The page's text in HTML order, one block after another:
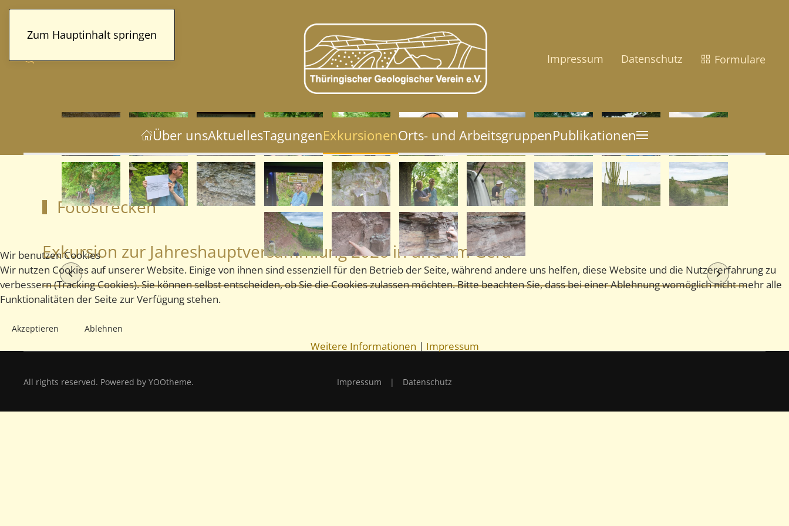
Zum Hauptinhalt springen
Impressum
Datenschutz Formulare
Über unsAktuellesTagungenExkursionenOrts- und ArbeitsgruppenPublikationen
Fotostrecken
Exkursion zur Jahreshauptversammlung 2026 in und um Gera
All rights reserved. Powered by YOOtheme. Impressum | Datenschutz
Wir benutzen Cookies
Wir nutzen Cookies auf unserer Website. Einige von ihnen sind essenziell für den Betrieb der Seite, während andere uns helfen, diese Website und die Nutzererfahrung zu
verbessern (Tracking Cookies). Sie können selbst entscheiden, ob Sie die Cookies zulassen möchten. Bitte beachten Sie, dass bei einer Ablehnung womöglich nicht mehr alle
Funktionalitäten der Seite zur Verfügung stehen.
Akzeptieren Ablehnen
Weitere Informationen | Impressum